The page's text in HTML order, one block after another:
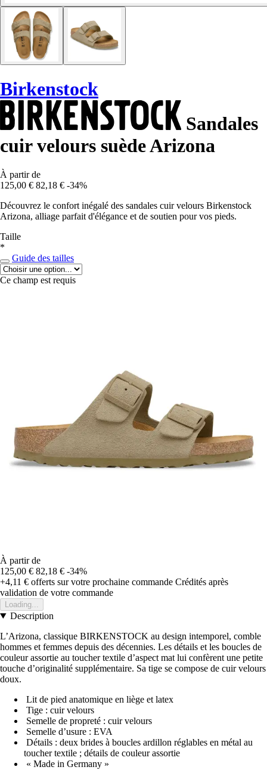
Birkenstock
Sandales
cuir velours suède Arizona
À partir de
125,00 € 82,18 € -34%
Découvrez le confort inégalé des sandales cuir velours Birkenstock
Arizona, alliage parfait d'élégance et de soutien pour vos pieds.
Taille
*
Guide des tailles
Ce champ est requis
À partir de
125,00 € 82,18 € -34%
+4,11 € offerts sur votre prochaine commande Crédités après
validation de votre commande
Loading...
Description
L’Arizona, classique BIRKENSTOCK au design intemporel, comble
hommes et femmes depuis des décennies. Les détails et les boucles de
couleur assortie au toucher textile d’aspect mat lui confèrent une petite
touche d’originalité supplémentaire. Sa tige se compose de cuir velours
doux.
Lit de pied anatomique en liège et latex
Tige : cuir velours
Semelle de propreté : cuir velours
Semelle d’usure : EVA
Détails : deux brides à boucles ardillon réglables en métal au
toucher textile ; détails de couleur assortie
« Made in Germany »